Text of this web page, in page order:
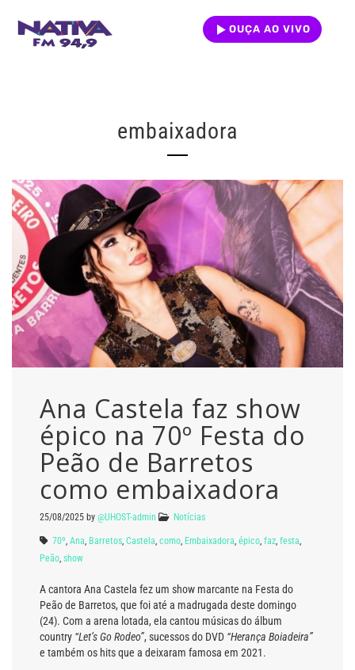
OUÇA AO VIVO
embaixadora
Ana Castela faz show
épico na 70º Festa do
Peão de Barretos
como embaixadora
25/08/2025 by @UHOST-admin Notícias
70º Ana Barretos Castela como Embaixadora épico faz festa
Peão show
A cantora Ana Castela fez um show marcante na Festa do
Peão de Barretos, que foi até a madrugada deste domingo
(24). Com a arena lotada, ela cantou músicas do álbum
country “Let’s Go Rodeo”, sucessos do DVD “Herança Boiadeira”
e também os hits que a deixaram famosa em 2021.